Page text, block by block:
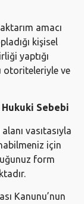
amacı
kişisel
yaptığı
otoriteleriyle ve
Sebebi
vasıtasıyla
için
form
Kanunu’nun